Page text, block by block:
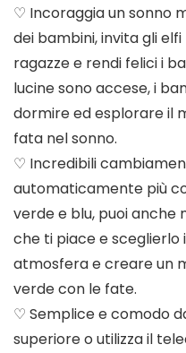
♡ Incoraggia un sonno
dei bambini, invita gli
ragazze e rendi felici i
lucine sono accese, i
dormire ed esplorare il
fata nel sonno.
♡ Incredibili
automaticamente più
verde e blu, puoi anche
che ti piace e sceglierlo
atmosfera e creare un
verde con le fate.
♡ Semplice e comodo
superiore o utilizza il